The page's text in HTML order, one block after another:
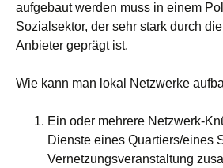
aufgebaut werden muss in einem
Sozialsektor, der sehr stark durch
Anbieter geprägt ist.
Wie kann man lokal Netzwerke
Ein oder mehrere Netzwerk-
Dienste eines Quartiers/eines
Vernetzungsveranstaltung